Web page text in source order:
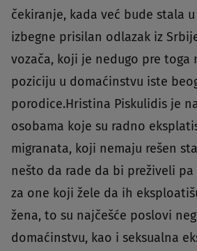
čekiranje, kada već bude stala
izbegne prisilan odlazak iz
vozača, koji je nedugo pre toga
poziciju u domaćinstvu iste
porodice.Hristina Piskulidis je
osobama koje su radno
migranata, koji nemaju rešen
nešto da rade da bi preživeli
za one koji žele da ih
žena, to su najčešće poslovi
domaćinstvu, kao i seksualna